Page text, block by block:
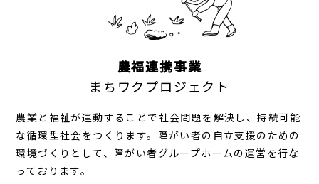
農福連携事業
まちワクプロジェクト
農業と福祉が連動することで社会問題を解決し、持続可能
な循環型社会をつくります。障がい者の自立支援のための
環境づくりとして、障がい者グループホームの運営を行な
っております。